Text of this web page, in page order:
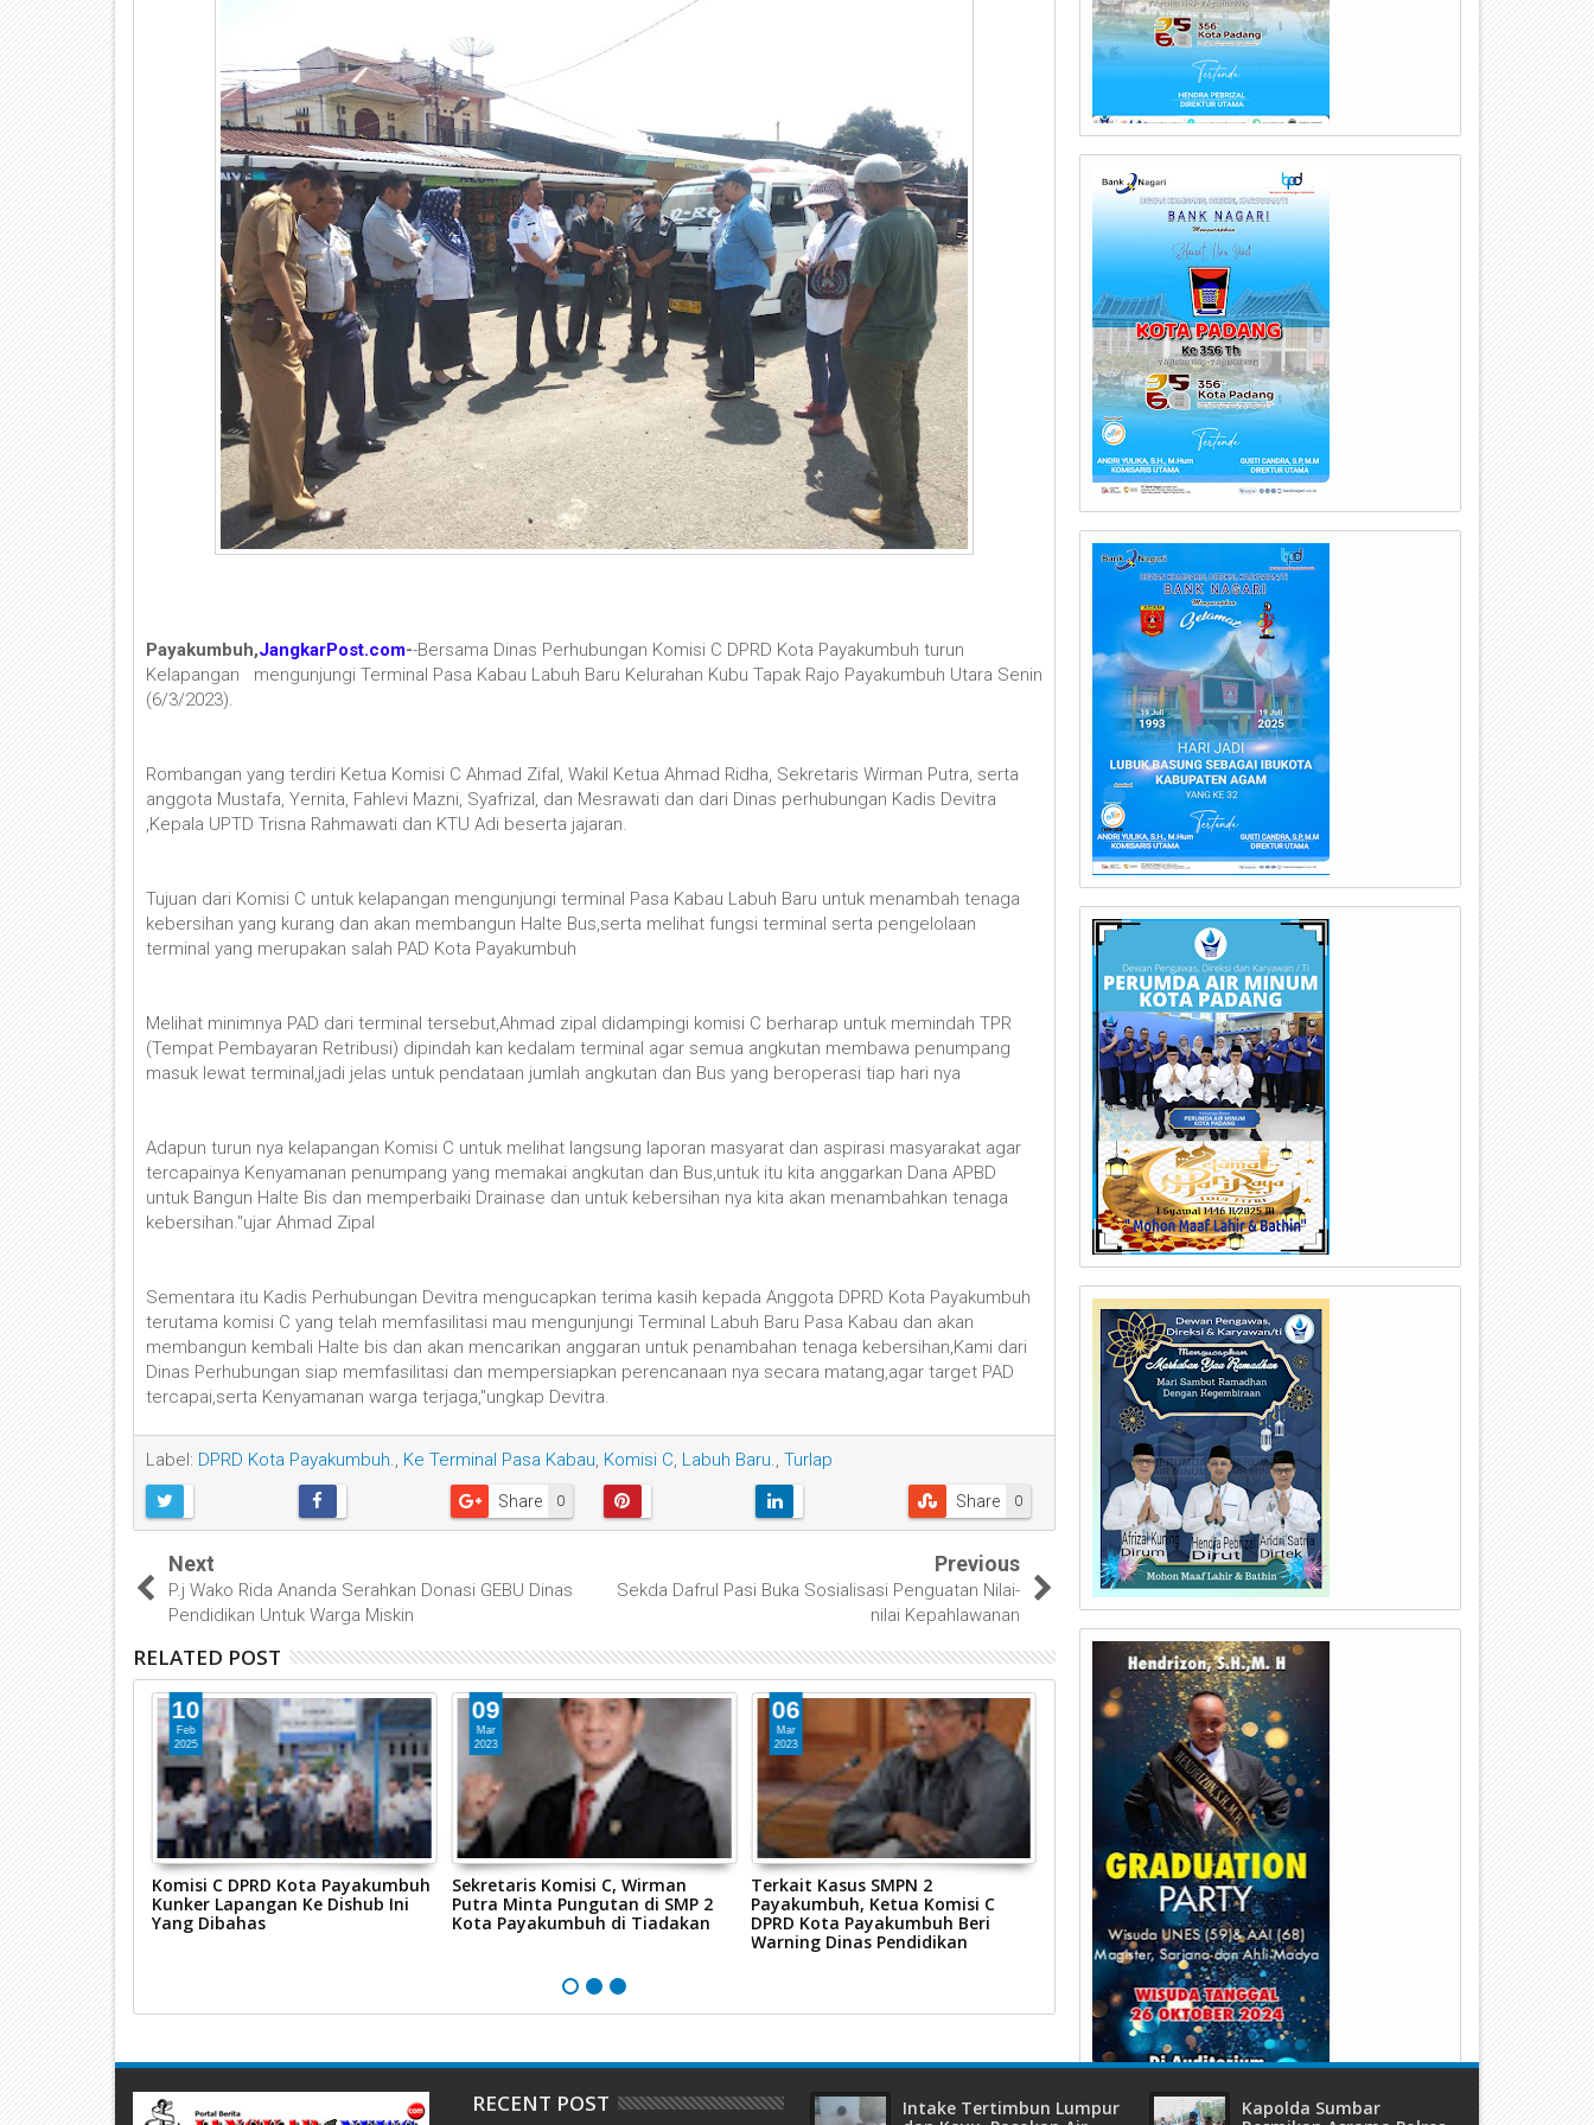
Payakumbuh,JangkarPost.com--Bersama Dinas Perhubungan Komisi C DPRD Kota Payakumbuh turun
Kelapangan mengunjungi Terminal Pasa Kabau Labuh Baru Kelurahan Kubu Tapak Rajo Payakumbuh Utara Senin
(6/3/2023).
Rombangan yang terdiri Ketua Komisi C Ahmad Zifal, Wakil Ketua Ahmad Ridha, Sekretaris Wirman Putra, serta
anggota Mustafa, Yernita, Fahlevi Mazni, Syafrizal, dan Mesrawati dan dari Dinas perhubungan Kadis Devitra
,Kepala UPTD Trisna Rahmawati dan KTU Adi beserta jajaran.
Tujuan dari Komisi C untuk kelapangan mengunjungi terminal Pasa Kabau Labuh Baru untuk menambah tenaga
kebersihan yang kurang dan akan membangun Halte Bus,serta melihat fungsi terminal serta pengelolaan
terminal yang merupakan salah PAD Kota Payakumbuh
Melihat minimnya PAD dari terminal tersebut,Ahmad zipal didampingi komisi C berharap untuk memindah TPR
(Tempat Pembayaran Retribusi) dipindah kan kedalam terminal agar semua angkutan membawa penumpang
masuk lewat terminal,jadi jelas untuk pendataan jumlah angkutan dan Bus yang beroperasi tiap hari nya
Adapun turun nya kelapangan Komisi C untuk melihat langsung laporan masyarat dan aspirasi masyarakat agar
tercapainya Kenyamanan penumpang yang memakai angkutan dan Bus,untuk itu kita anggarkan Dana APBD
untuk Bangun Halte Bis dan memperbaiki Drainase dan untuk kebersihan nya kita akan menambahkan tenaga
kebersihan."ujar Ahmad Zipal
Sementara itu Kadis Perhubungan Devitra mengucapkan terima kasih kepada Anggota DPRD Kota Payakumbuh
terutama komisi C yang telah memfasilitasi mau mengunjungi Terminal Labuh Baru Pasa Kabau dan akan
membangun kembali Halte bis dan akan mencarikan anggaran untuk penambahan tenaga kebersihan,Kami dari
Dinas Perhubungan siap memfasilitasi dan mempersiapkan perencanaan nya secara matang,agar target PAD
tercapai,serta Kenyamanan warga terjaga,"ungkap Devitra.
Label: DPRD Kota Payakumbuh. Ke Terminal Pasa Kabau Komisi C Labuh Baru. Turlap
0
Share 0
Share
Next
P.j Wako Rida Ananda Serahkan Donasi GEBU Dinas
Pendidikan Untuk Warga Miskin
Previous
Sekda Dafrul Pasi Buka Sosialisasi Penguatan Nilai-
nilai Kepahlawanan
RELATED POST
10
Feb
2025
Komisi C DPRD Kota Payakumbuh
Kunker Lapangan Ke Dishub Ini
Yang Dibahas
09
Mar
2023
Sekretaris Komisi C, Wirman
Putra Minta Pungutan di SMP 2
Kota Payakumbuh di Tiadakan
06
Mar
2023
Terkait Kasus SMPN 2
Payakumbuh, Ketua Komisi C
DPRD Kota Payakumbuh Beri
Warning Dinas Pendidikan
Komisi C DPRD Kota Payakumbuh
Turlap Ke Embung Daerah
Limbukan
RECENT POST
Intake Tertimbun Lumpur
Kapolda Sumbar